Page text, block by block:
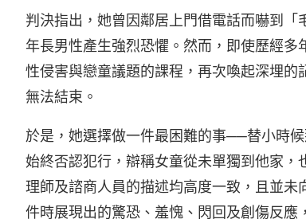
判決指出，她曾因鄰居上門借電話而嚇到
年長男性產生強烈恐懼。然而，即使歷經
性侵害與戀童議題的課程，再次喚起深埋
無法結束。
於是，她選擇做一件最困難的事──替小時
始終否認犯行，辯稱女童從未單獨到他家
理師及諮商人員的描述均高度一致，且並
件時展現出的驚恐、羞愧、閃回及創傷反應